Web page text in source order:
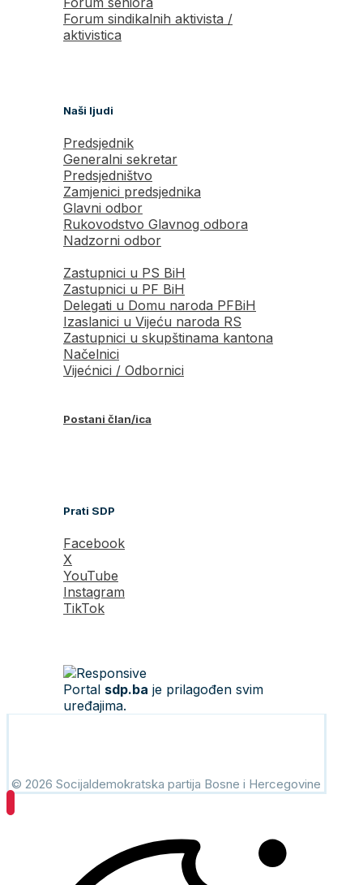
Forum sindikalnih aktivista /
aktivistica
Naši ljudi
Predsjednik
Generalni sekretar
Predsjedništvo
Zamjenici predsjednika
Glavni odbor
Rukovodstvo Glavnog odbora
Nadzorni odbor
Zastupnici u PS BiH
Zastupnici u PF BiH
Delegati u Domu naroda PFBiH
Izaslanici u Vijeću naroda RS
Zastupnici u skupštinama kantona
Načelnici
Vijećnici / Odbornici
Postani član/ica
Prati SDP
Facebook
X
YouTube
Instagram
TikTok
Portal sdp.ba je prilagođen svim
uređajima.
© 2026 Socijaldemokratska partija Bosne i Hercegovine